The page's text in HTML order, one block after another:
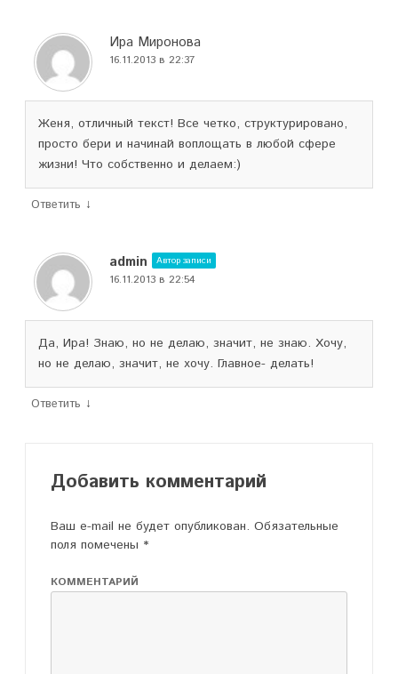
Ира Миронова
16.11.2013 в 22:37
Женя, отличный текст! Все четко, структурировано,
просто бери и начинай воплощать в любой сфере
жизни! Что собственно и делаем:)
Ответить ↓
admin Автор записи
16.11.2013 в 22:54
Да, Ира! Знаю, но не делаю, значит, не знаю. Хочу,
но не делаю, значит, не хочу. Главное- делать!
Ответить ↓
Добавить комментарий
Ваш e-mail не будет опубликован. Обязательные
поля помечены *
КОММЕНТАРИЙ